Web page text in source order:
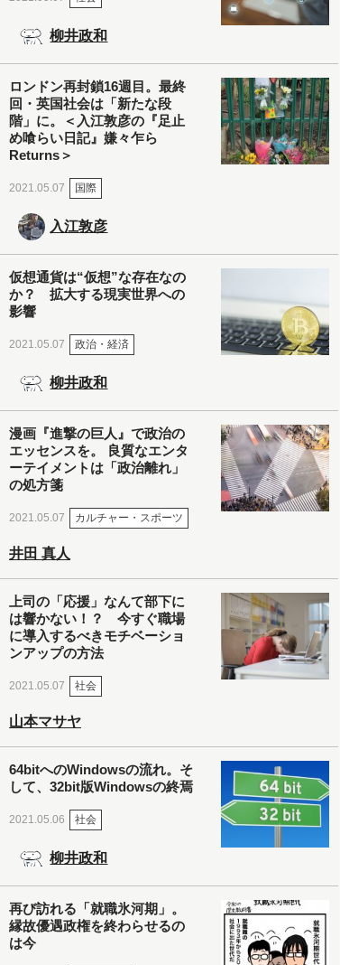
柳井政和
ロンドン再封鎖16週目。最終
回・英国社会は「新たな段
階」に。＜入江敦彦の『足止
め喰らい日記』嫌々乍ら
Returns＞
2021.05.07 国際
入江敦彦
仮想通貨は“仮想”な存在なの
か？ 拡大する現実世界への
影響
2021.05.07 政治・経済
柳井政和
漫画『進撃の巨人』で政治の
エッセンスを。 良質なエンタ
ーテイメントは「政治離れ」
の処方箋
2021.05.07 カルチャー・スポーツ
井田 真人
上司の「応援」なんて部下に
は響かない！？ 今すぐ職場
に導入するべきモチベーショ
ンアップの方法
2021.05.07 社会
山本マサヤ
64bitへのWindowsの流れ。そ
して、32bit版Windowsの終焉
2021.05.06 社会
柳井政和
再び訪れる「就職氷河期」。
縁故優遇政権を終わらせるの
は今